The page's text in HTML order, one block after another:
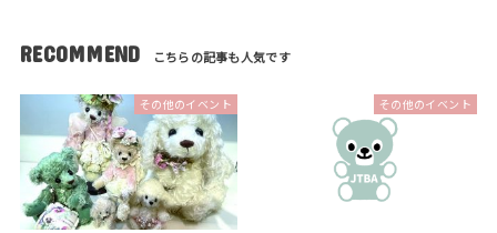
RECOMMEND
その他のイベント その他のイベント